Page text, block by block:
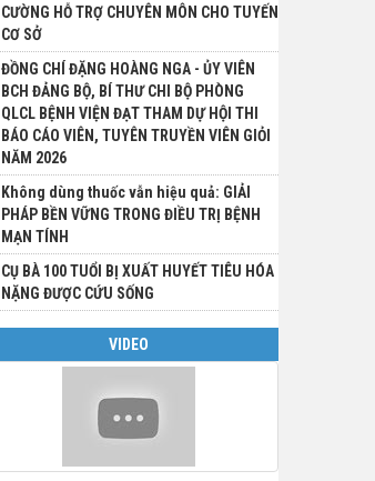
CƯỜNG HỖ TRỢ CHUYÊN MÔN CHO TUYẾN
CƠ SỞ
ĐỒNG CHÍ ĐẶNG HOÀNG NGA - ỦY VIÊN
BCH ĐẢNG BỘ, BÍ THƯ CHI BỘ PHÒNG
QLCL BỆNH VIỆN ĐẠT THAM DỰ HỘI THI
BÁO CÁO VIÊN, TUYÊN TRUYỀN VIÊN GIỎI
NĂM 2026
Không dùng thuốc vẫn hiệu quả: GIẢI
PHÁP BỀN VỮNG TRONG ĐIỀU TRỊ BỆNH
MẠN TÍNH
CỤ BÀ 100 TUỔI BỊ XUẤT HUYẾT TIÊU HÓA
NẶNG ĐƯỢC CỨU SỐNG
VIDEO